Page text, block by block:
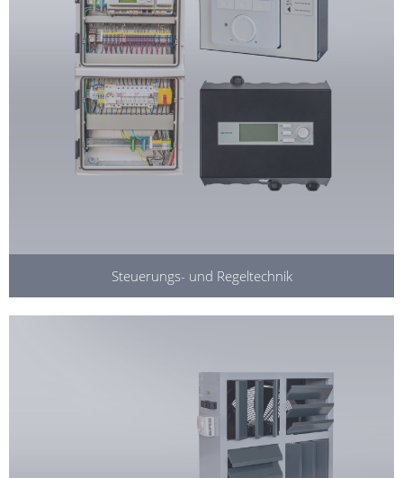
Steuerungs- und Regeltechnik